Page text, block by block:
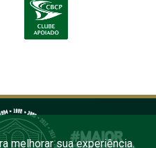
melhorar sua experiência.